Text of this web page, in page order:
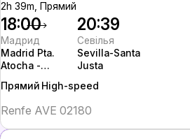
2h 39m, Прямий
18:00
Мадрид
Madrid Pta.
Atocha -
Grandes
20:39
Севілья
Sevilla-Santa
Justa
Прямий High-speed
Renfe AVE 02180